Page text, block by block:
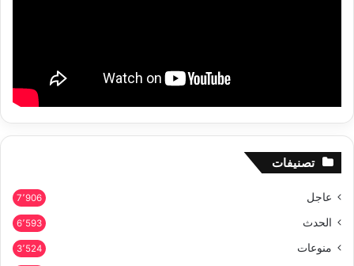
تصنيفات
عاجل 7٬906
الحدث 6٬593
منوعات 3٬524